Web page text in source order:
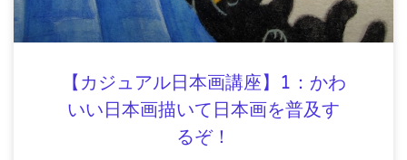
【カジュアル日本画講座】1：かわ
いい日本画描いて日本画を普及す
るぞ！